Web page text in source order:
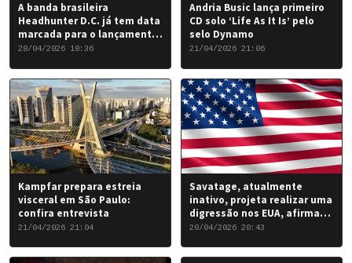
A banda brasileira
Headhunter D.C. já tem data
marcada para o lançamento
do seu novo álbum “Rise of
28/04/2026 18:36
Andria Busic lança primeiro
CD solo ‘Life As It Is’ pelo
selo Dynamo
21/04/2026 21:06
Kampfar prepara estreia
visceral em São Paulo:
confira entrevista
21/04/2026 21:04
Savatage, atualmente
inativo, projeta realizar uma
digressão nos EUA, afirma
Chris Caffery
20/04/2026 20:43